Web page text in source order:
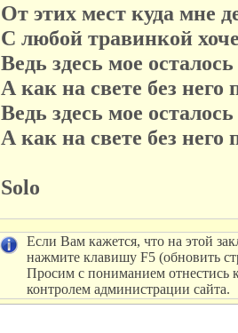
От этих мест куда мне
С любой травинкой
Ведь здесь мое
А как на свете без него
Ведь здесь мое
А как на свете без него
Solo
Если Вам кажется, что на этой
нажмите клавишу F5 (обновить
Просим с пониманием отнестись
контролем администрации сайта.